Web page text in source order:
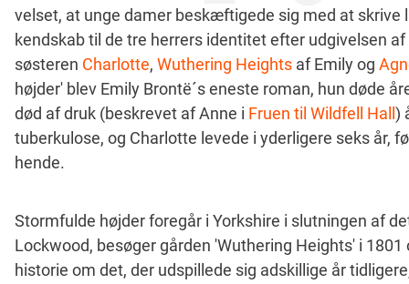
velset, at unge damer beskæftigede sig med at
kendskab til de tre herrers identitet efter udgivelsen af
søsteren Charlotte, Wuthering Heights af Emily og
højder' blev Emily Brontë´s eneste roman, hun døde
død af druk (beskrevet af Anne i Fruen til Wildfell Hall )
tuberkulose, og Charlotte levede i yderligere seks år,
hende.
Stormfulde højder foregår i Yorkshire i slutningen af
Lockwood, besøger gården 'Wuthering Heights' i
historie om det, der udspillede sig adskillige år